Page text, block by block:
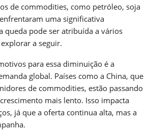
de commodities, como petróleo, soja
uma significativa
queda pode ser atribuída a vários
a seguir.
para essa diminuição é a
global. Países como a China, que
de commodities, estão passando
mais lento. Isso impacta
já que a oferta continua alta, mas a